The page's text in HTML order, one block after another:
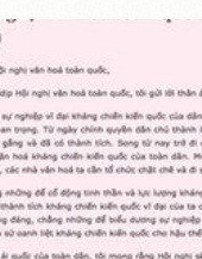
cách Hồ Chí Minh. Để
phục vụ nhân dân đối với
thì việc vận dụng sáng
Hồ Chí Minh, đáp ứng
nước, là nhiệm vụ